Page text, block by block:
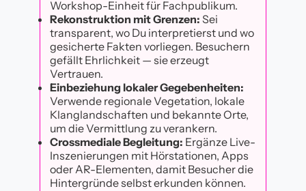
Workshop-Einheit für Fachpublikum.
Rekonstruktion mit Grenzen: Sei
transparent, wo Du interpretierst und wo
gesicherte Fakten vorliegen. Besuchern
gefällt Ehrlichkeit — sie erzeugt
Vertrauen.
Einbeziehung lokaler Gegebenheiten:
Verwende regionale Vegetation, lokale
Klanglandschaften und bekannte Orte,
um die Vermittlung zu verankern.
Crossmediale Begleitung: Ergänze Live-
Inszenierungen mit Hörstationen, Apps
oder AR-Elementen, damit Besucher die
Hintergründe selbst erkunden können.